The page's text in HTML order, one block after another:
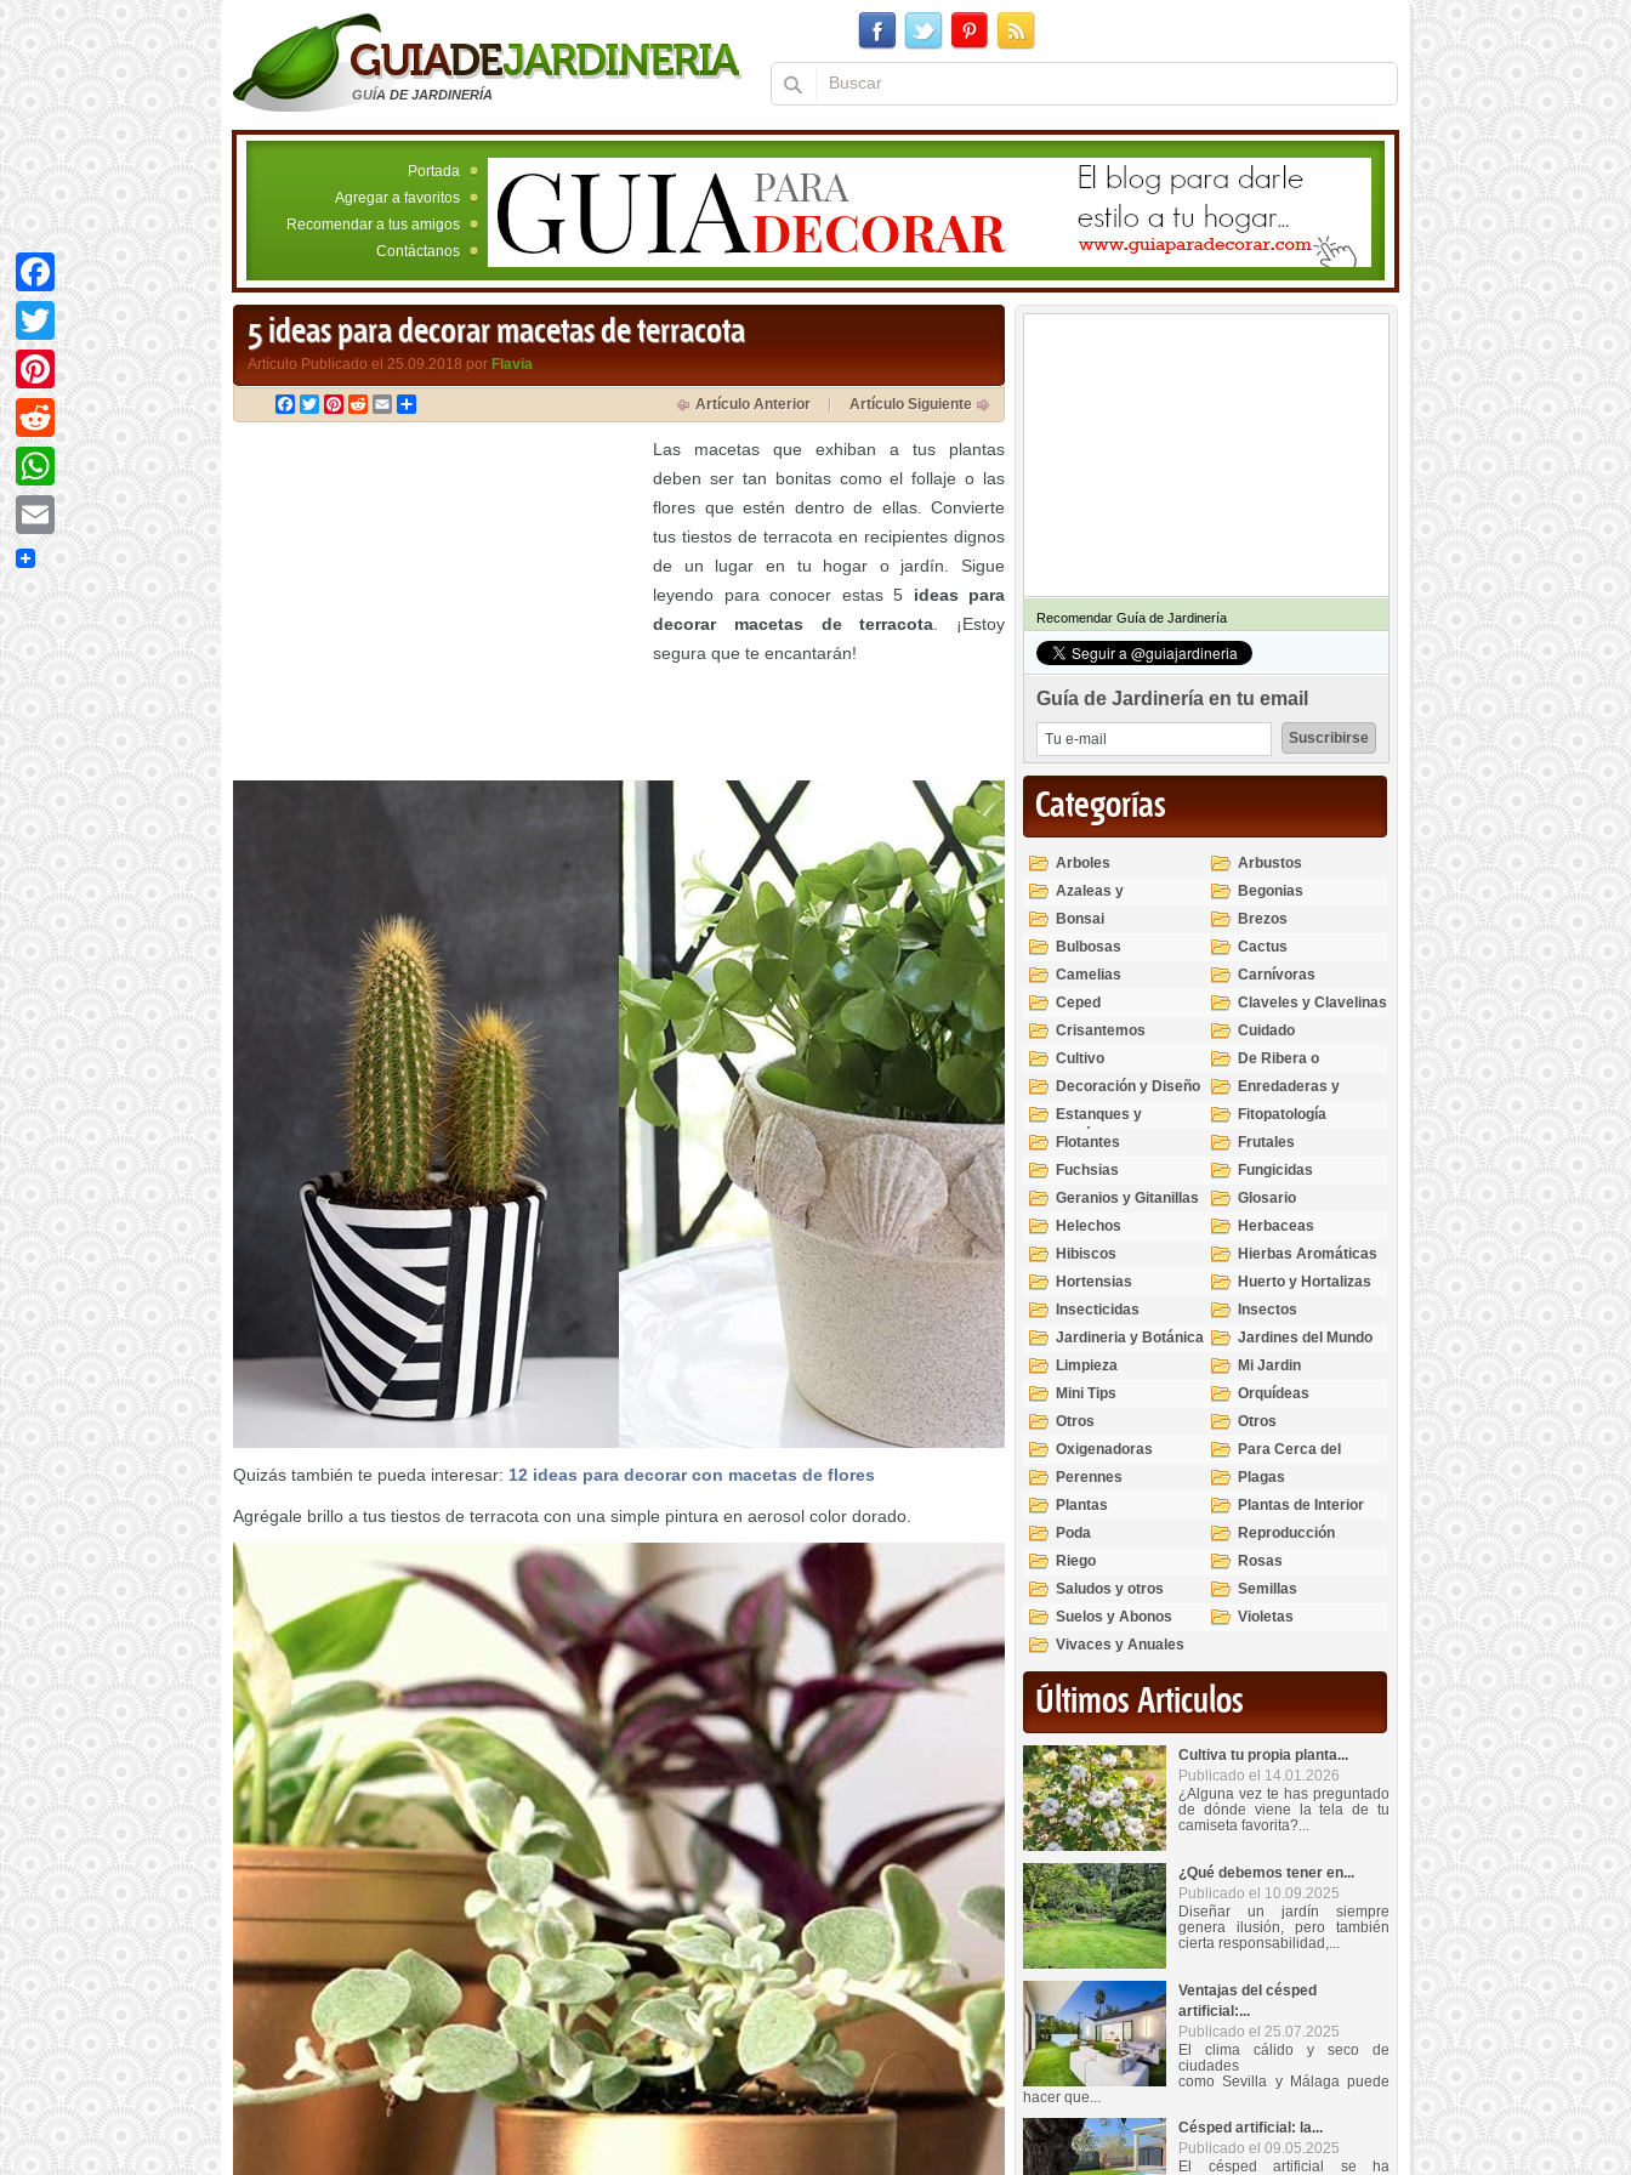
GUÍA DE JARDINERÍA
Portada
Agregar a favoritos
Recomendar a tus amigos
Contáctanos
5 ideas para decorar macetas de terracota
Artículo Publicado el 25.09.2018 por Flavia
Facebook
TwitterPinterest
RedditEmail Artículo Anterior Artículo Siguiente
Las macetas que exhiban a tus plantas
deben ser tan bonitas como el follaje o las
flores que estén dentro de ellas. Convierte
tus tiestos de terracota en recipientes dignos
de un lugar en tu hogar o jardín. Sigue
leyendo para conocer estas 5 ideas para
decorar macetas de terracota . ¡Estoy
segura que te encantarán!
Quizás también te pueda interesar: 12 ideas para decorar con macetas de flores
Agrégale brillo a tus tiestos de terracota con una simple pintura en aerosol color dorado.
Recomendar Guía de Jardinería
Guía de Jardinería en tu email
Categorías
Arboles
Arbustos
Azaleas y
Rododendros
Begonias
Bonsai
Brezos
Bulbosas
Cactus
Camelias
Carnívoras
Ceped
Claveles y Clavelinas
Crisantemos
Cuidado
Cultivo
De Ribera o
Palustres
Decoración y Diseño
Enredaderas y
cubresuelos
Estanques y
Acuáticas
Fitopatología
Flotantes
Frutales
Fuchsias
Fungicidas
Geranios y Gitanillas
Glosario
Helechos
Herbaceas
Hibiscos
Hierbas Aromáticas
Hortensias
Huerto y Hortalizas
Insecticidas
Insectos
Jardineria y Botánica
Jardines del Mundo
Limpieza
Mi Jardin
Mini Tips
Orquídeas
Otros
Otros
Oxigenadoras
Para Cerca del
Estanque
Perennes
Plagas
Plantas
Plantas de Interior
Poda
Reproducción
Riego
Rosas
Saludos y otros
temas
Semillas
Suelos y Abonos
Violetas
Vivaces y Anuales
Últimos Articulos
Cultiva tu propia planta...
Publicado el 14.01.2026
¿Alguna vez te has preguntado
de dónde viene la tela de tu
camiseta favorita?...
¿Qué debemos tener en...
Publicado el 10.09.2025
Diseñar un jardín siempre
genera ilusión, pero también
cierta responsabilidad,...
Ventajas del césped
artificial:...
Publicado el 25.07.2025
El clima cálido y seco de
ciudades
como Sevilla y Málaga puede
hacer que...
Césped artificial: la...
Publicado el 09.05.2025
El césped artificial se ha
Facebook
Twitter
Pinterest
Reddit
WhatsApp
Email